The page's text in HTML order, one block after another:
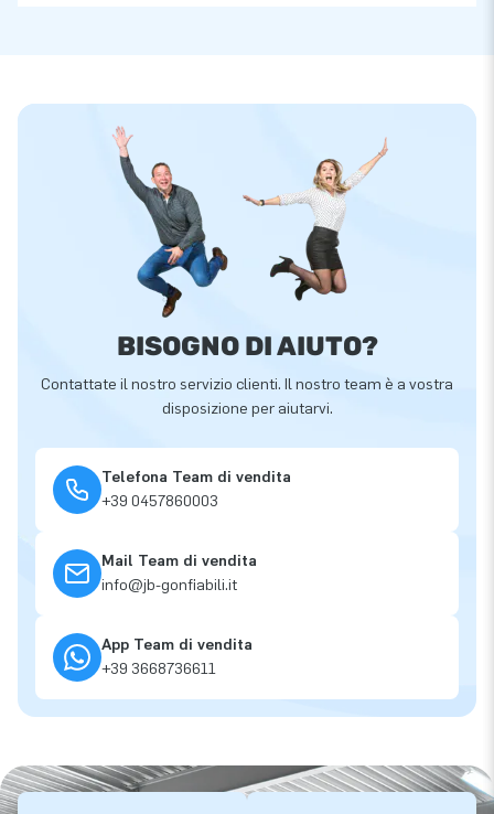
BISOGNO DI AIUTO?
Contattate il nostro servizio clienti. Il nostro team è a vostra
disposizione per aiutarvi.
Telefona Team di vendita
+39 0457860003
Mail Team di vendita
info@jb-gonfiabili.it
App Team di vendita
+39 3668736611